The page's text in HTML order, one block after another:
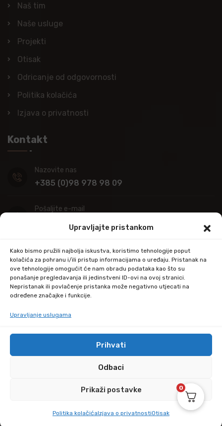
Upravljajte pristankom
Kako bismo pružili najbolja iskustva, koristimo tehnologije poput
kolačića za pohranu i/ili pristup informacijama o uređaju. Pristanak na
ove tehnologije omogućit će nam obradu podataka kao što su
ponašanje pregledavanja ili jedinstveni ID-ovi na ovoj stranici.
Nepristanak ili povlačenje pristanka može negativno utjecati na
određene značajke i funkcije.
Upravljanje uslugama
Prihvati
Odbaci
Prikaži postavke
Politika kolačićaIzjava o privatnostiOtisak
Naš tim
Naše usluge
Projekti
Otisak
Odricanje od odgovornosti
Politika kolačića
Izjava o privatnosti
Kontakt
Nazovite nas
+385 (0)98 978 98 09
Pošaljite e-mail
Adresa
Industrijska ulica 39,
34000 Požega
© Copyright 2024 by kupitapetu.com
0